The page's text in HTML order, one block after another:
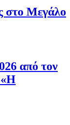
στο Μεγάλο
από τον
«Η